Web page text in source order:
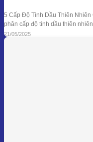
5 Cấp Độ Tinh Dầu Thiên
phân cấp độ tinh dầu thiên
tinh dầu thiên nhiên ngày càng
khỏe, mỹ phẩm, liệu pháp hương
21/05/2025